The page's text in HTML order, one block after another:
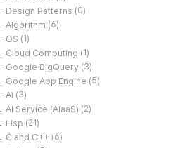
Design Patterns (0)
Algorithm (6)
OS (1)
Cloud Computing (1)
Google BigQuery (3)
Google App Engine (5)
AI (3)
AI Service (AIaaS) (2)
Lisp (21)
C and C++ (6)